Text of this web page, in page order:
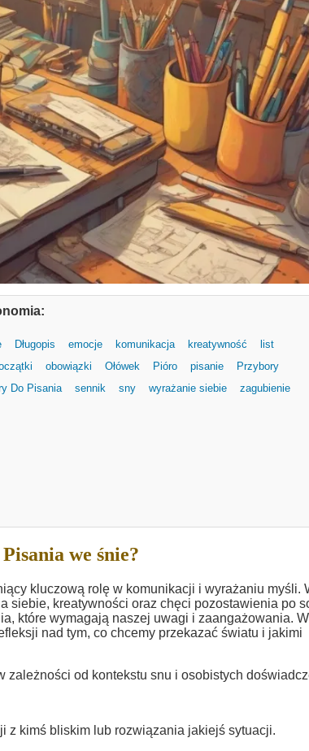
Długopis emocje komunikacja kreatywność
list
obowiązki Ołówek Pióro pisanie
Przybory
Do Pisania
sennik sny wyrażanie siebie zagubienie
we śnie?
kluczową rolę w komunikacji i wyrażaniu myśli.
siebie, kreatywności oraz chęci pozostawienia po
które wymagają naszej uwagi i zaangażowania. W
nad tym, co chcemy przekazać światu i jakimi
zależności od kontekstu snu i osobistych
z kimś bliskim lub rozwiązania jakiejś sytuacji.